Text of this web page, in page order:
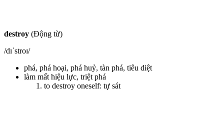
destroy (Động từ)
/dɪˈstroɪ/
phá, phá hoại, phá huỷ, tàn phá, tiêu diệt
làm mất hiệu lực, triệt phá
to destroy oneself: tự sát